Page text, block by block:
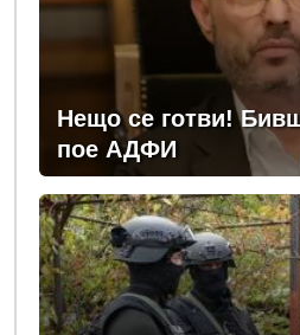
Нещо се готви!
пое АДФИ